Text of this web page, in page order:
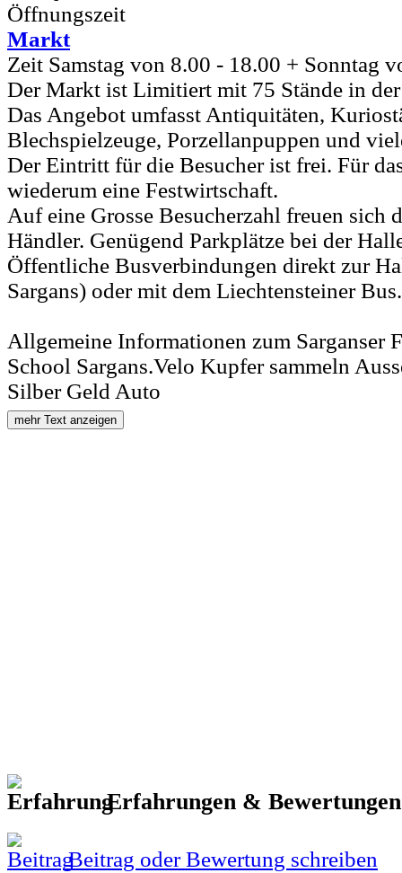
Markt
Zeit Samstag von 8.00 - 18.00 + Sonntag
Der Markt ist Limitiert mit 75 Stände in
Das Angebot umfasst Antiquitäten,
Blechspielzeuge, Porzellanpuppen und
Der Eintritt für die Besucher ist frei. Für
wiederum eine Festwirtschaft.
Auf eine Grosse Besucherzahl freuen sich
Händler. Genügend Parkplätze bei der
Öffentliche Busverbindungen direkt zur
Sargans) oder mit dem Liechtensteiner Bus.
Allgemeine Informationen zum Sarganser
School Sargans.Velo Kupfer sammeln
Silber Geld Auto
mehr Text anzeigen
Erfahrungen &
Beitrag oder Bewertung schreiben